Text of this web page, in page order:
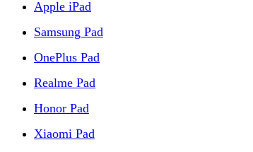
Apple iPad
Samsung Pad
OnePlus Pad
Realme Pad
Honor Pad
Xiaomi Pad